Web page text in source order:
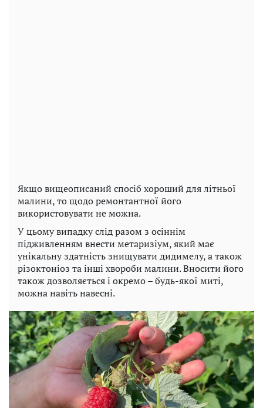
Якщо вищеописаний спосіб хороший для літньої
малини, то щодо ремонтантної його
використовувати не можна.
У цьому випадку слід разом з осіннім
підживленням внести метаризіум, який має
унікальну здатність знищувати дидимелу, а також
різоктоніоз та інші хвороби малини. Вносити його
також дозволяється і окремо – будь-якої миті,
можна навіть навесні.